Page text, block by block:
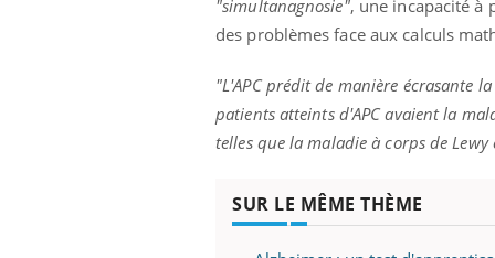
"simultanagnosie", une incapacité à
des problèmes face aux calculs
"L'APC prédit de manière écrasante
patients atteints d'APC avaient la
telles que la maladie à corps de
SUR LE MÊME THÈME